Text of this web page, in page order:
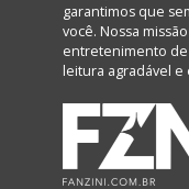
garantimos que
você. Nossa
entretenimento
leitura agradável